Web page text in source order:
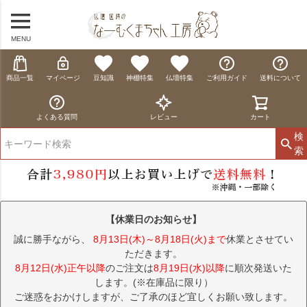
MENU
商品一覧 マイページ 豆知識 神棚特集 仏壇特集 ご利用ガイド 送料について
よくある質問 レビュー カート
検
索
【休業日のお知らせ】
誠に勝手ながら、 8月13日(木)～8月18日(火)まで休業とさせてい
ただきます。
8月12日(水)正午以降のご注文は8月19日(水)以降に順次発送いた
します。(※在庫品に限り）
ご迷惑をおかけしますが、ご了承のほど宜しくお願い致します。